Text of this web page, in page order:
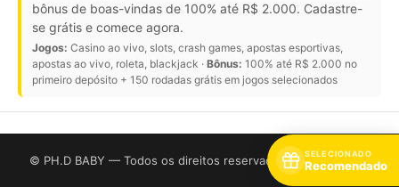
bônus de boas-vindas de 100% até R$ 2.000. Cadastre-
se grátis e comece agora.
Jogos: Casino ao vivo, slots, crash games, apostas esportivas,
apostas ao vivo, roleta, blackjack · Bônus: 100% até R$ 2.000 no
primeiro depósito + 150 rodadas grátis em jogos selecionados
© PH.D BABY — Todos os direitos reservados. CNPJ: 859416
SELECIONADO
Recomendado